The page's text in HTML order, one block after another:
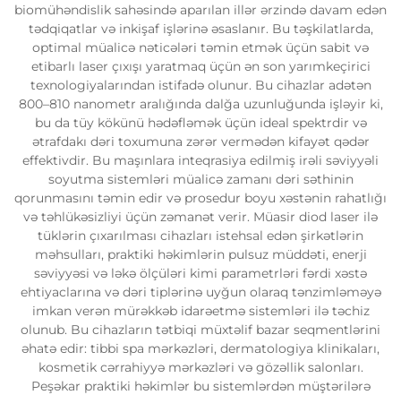
biomühəndislik sahəsində aparılan illər ərzində davam edən
tədqiqatlar və inkişaf işlərinə əsaslanır. Bu təşkilatlarda,
optimal müalicə nəticələri təmin etmək üçün sabit və
etibarlı laser çıxışı yaratmaq üçün ən son yarımkeçirici
texnologiyalarından istifadə olunur. Bu cihazlar adətən
800–810 nanometr aralığında dalğa uzunluğunda işləyir ki,
bu da tüy kökünü hədəfləmək üçün ideal spektrdir və
ətrafdakı dəri toxumuna zərər vermədən kifayət qədər
effektivdir. Bu maşınlara inteqrasiya edilmiş irəli səviyyəli
soyutma sistemləri müalicə zamanı dəri səthinin
qorunmasını təmin edir və prosedur boyu xəstənin rahatlığı
və təhlükəsizliyi üçün zəmanət verir. Müasir diod laser ilə
tüklərin çıxarılması cihazları istehsal edən şirkətlərin
məhsulları, praktiki həkimlərin pulsuz müddəti, enerji
səviyyəsi və ləkə ölçüləri kimi parametrləri fərdi xəstə
ehtiyaclarına və dəri tiplərinə uyğun olaraq tənzimləməyə
imkan verən mürəkkəb idarəetmə sistemləri ilə təchiz
olunub. Bu cihazların tətbiqi müxtəlif bazar seqmentlərini
əhatə edir: tibbi spa mərkəzləri, dermatologiya klinikaları,
kosmetik cərrahiyyə mərkəzləri və gözəllik salonları.
Peşəkar praktiki həkimlər bu sistemlərdən müştərilərə